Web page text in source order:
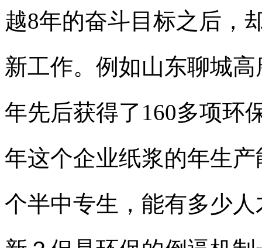
越8年的奋斗目标之后，
新工作。例如山东聊城
年先后获得了160多项环
年这个企业纸浆的年生
个半中专生，能有多少